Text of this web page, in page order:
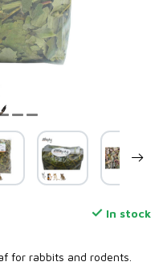
In stock
for rabbits and rodents.